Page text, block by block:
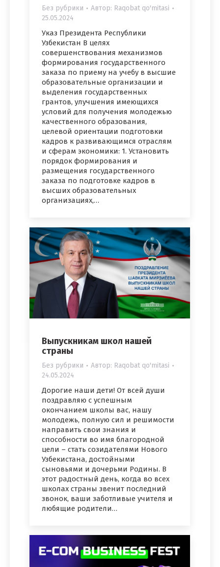
Без рубрики Автор: Raqobat qo'mitasi
25.05.2024
Указ Президента Республики
Узбекистан В целях
совершенствования механизмов
формирования государственного
заказа по приему на учебу в высшие
образовательные организации и
выделения государственных
грантов, улучшения имеющихся
условий для получения молодежью
качественного образования,
целевой ориентации подготовки
кадров к развивающимся отраслям
и сферам экономики: 1. Установить
порядок формирования и
размещения государственного
заказа по подготовке кадров в
высших образовательных
организациях,…
Выпускникам школ нашей
страны
Без рубрики Автор: Raqobat qo'mitasi
24.05.2024
Дорогие наши дети! От всей души
поздравляю с успешным
окончанием школы вас, нашу
молодежь, полную сил и решимости
направить свои знания и
способности во имя благородной
цели – стать созидателями Нового
Узбекистана, достойными
сыновьями и дочерьми Родины. В
этот радостный день, когда во всех
школах страны звенит последний
звонок, ваши заботливые учителя и
любящие родители…